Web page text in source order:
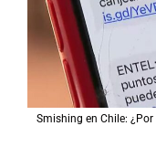
Smishing en Chile: